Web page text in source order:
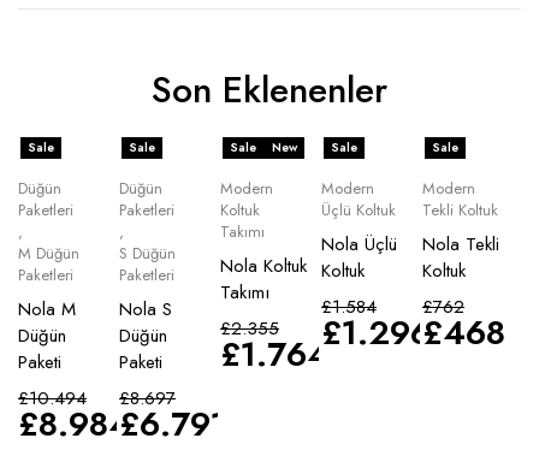
Son Eklenenler
Sale
Düğün
Paketleri
,
M Düğün
Paketleri
Nola M
Düğün
Paketi
£10.494
£8.984
Sale
Düğün
Paketleri
,
S Düğün
Paketleri
Nola S
Düğün
Paketi
£8.697
£6.791
Sale New
Modern
Koltuk
Takımı
Nola Koltuk
Takımı
£2.355
£1.764
Sale
Modern
Üçlü Koltuk
Nola Üçlü
Koltuk
£1.584
£1.296
Sale
Modern
Tekli Koltuk
Nola Tekli
Koltuk
£762
£468